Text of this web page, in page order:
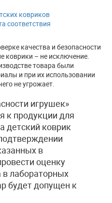
ковриков
соответствия
качества и безопасности
коврики – не исключение.
товара были
и при их использовании
не угрожает.
игрушек»
к продукции для
детский коврик
в
оценку
в лабораторных
будет допущен к